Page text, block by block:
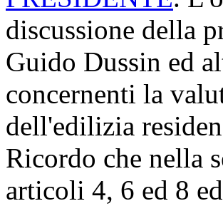
discussione della
Guido Dussin ed
concernenti la
dell'edilizia
Ricordo che nella
articoli 4, 6 ed 8